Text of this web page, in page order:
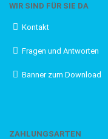
KEIN
Bitte achten Sie
WIR SIND FÜR SIE DA
Kontakt
Fragen und Antworten
Banner zum Download
ZAHLUNGSARTEN